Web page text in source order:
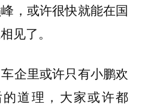
，或许很快就能在国
见了。
企里或许只有小鹏欢
道理，大家或许都